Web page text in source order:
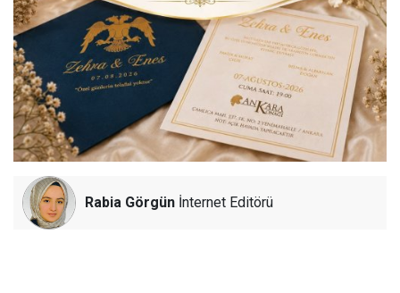
Rabia Görgün İnternet Editörü